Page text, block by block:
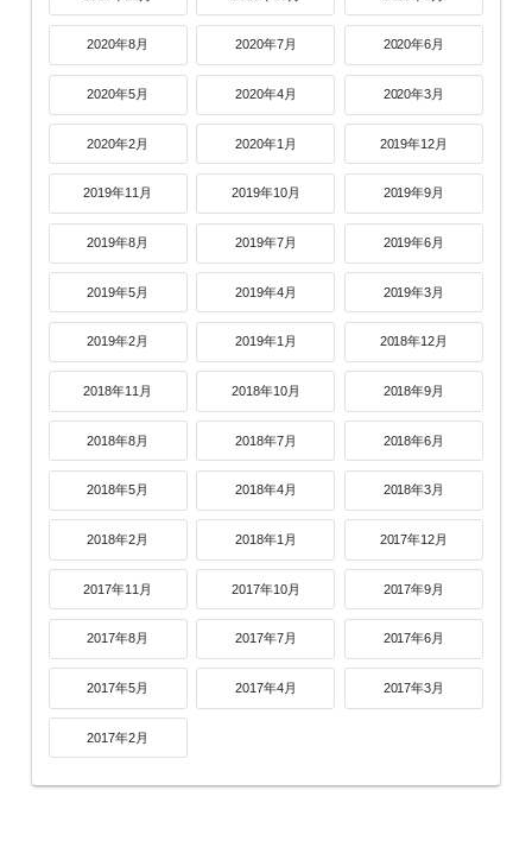
2020年8月 2020年7月 2020年6月
2020年5月 2020年4月 2020年3月
2020年2月 2020年1月 2019年12月
2019年11月 2019年10月 2019年9月
2019年8月 2019年7月 2019年6月
2019年5月 2019年4月 2019年3月
2019年2月 2019年1月 2018年12月
2018年11月 2018年10月 2018年9月
2018年8月 2018年7月 2018年6月
2018年5月 2018年4月 2018年3月
2018年2月 2018年1月 2017年12月
2017年11月 2017年10月 2017年9月
2017年8月 2017年7月 2017年6月
2017年5月 2017年4月 2017年3月
2017年2月